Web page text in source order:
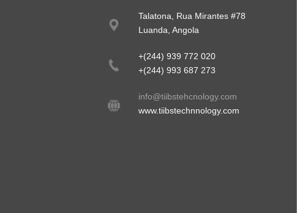
Talatona, Rua Mirantes #78
Luanda, Angola
+(244) 939 772 020
+(244) 993 687 273
info@tiibstehcnology.com
www.tiibstechnnology.com